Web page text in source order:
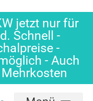
jetzt nur für
Schnell -
-
- Auch